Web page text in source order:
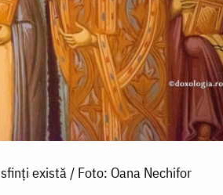
există / Foto: Oana Nechifor